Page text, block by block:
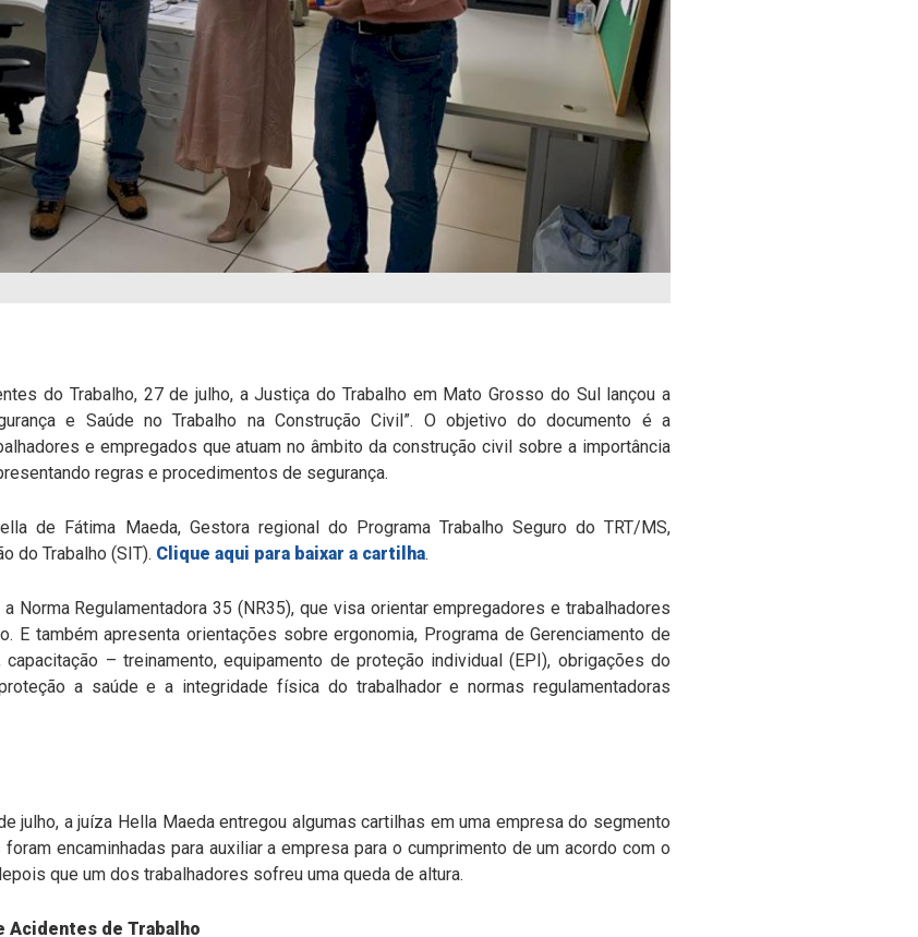
do Trabalho, 27 de julho, a Justiça do Trabalho em Mato Grosso do Sul lançou a
e Saúde no Trabalho na Construção Civil”. O objetivo do documento é a
e empregados que atuam no âmbito da construção civil sobre a importância
regras e procedimentos de segurança.
de Fátima Maeda, Gestora regional do Programa Trabalho Seguro do TRT/MS,
do Trabalho (SIT). Clique aqui para baixar a cartilha.
Norma Regulamentadora 35 (NR35), que visa orientar empregadores e trabalhadores
E também apresenta orientações sobre ergonomia, Programa de Gerenciamento de
capacitação – treinamento, equipamento de proteção individual (EPI), obrigações do
a saúde e a integridade física do trabalhador e normas regulamentadoras
julho, a juíza Hella Maeda entregou algumas cartilhas em uma empresa do segmento
encaminhadas para auxiliar a empresa para o cumprimento de um acordo com o
que um dos trabalhadores sofreu uma queda de altura.
Acidentes de Trabalho